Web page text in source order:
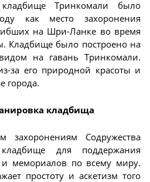
Тринкомали было
как место захоронения
на Шри-Ланке во время
Кладбище было построено на
на гавань Тринкомали.
за его природной красоты и
города.
кладбища
захоронениям Содружества
для поддержания
мемориалов по всему миру.
простоту и аскетизм того